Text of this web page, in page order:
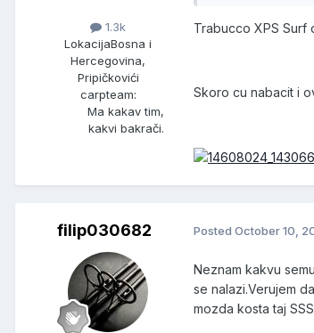
1.3k
LokacijaBosna i
Hercegovina,
Pripičkovići
carpteam:
Ma kakav tim,
kakvi bakrači.
Trabucco XPS Surf
Skoro cu nabacit i
filip030682 Posted October 10,
Neznam kakvu
se nalazi.Verujem
mozda kosta taj